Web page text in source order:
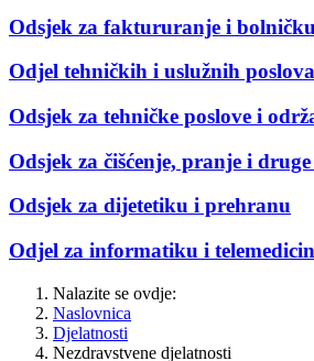
Odsjek za faktururanje i
Odjel tehničkih i uslužnih poslova
Odsjek za tehničke poslove i
Odsjek za čišćenje, pranje i
Odsjek za dijetetiku i prehranu
Odjel za informatiku i
Nalazite se ovdje:
Naslovnica
Djelatnosti
Nezdravstvene djelatnosti